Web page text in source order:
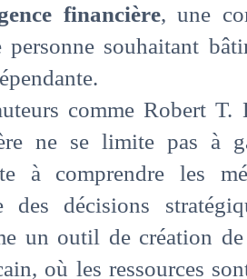
financière, une
personne souhaitant
comme Robert T.
ne se limite pas à
à comprendre les
des décisions
un outil de création de
où les ressources